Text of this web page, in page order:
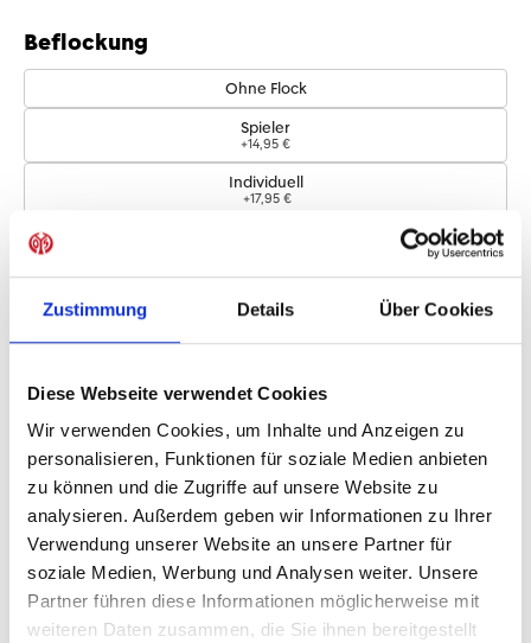
Zustimmung Details Über Cookies
Diese Webseite verwendet Cookies
Wir verwenden Cookies, um Inhalte und Anzeigen zu
personalisieren, Funktionen für soziale Medien anbieten
zu können und die Zugriffe auf unsere Website zu
analysieren. Außerdem geben wir Informationen zu Ihrer
Verwendung unserer Website an unsere Partner für
soziale Medien, Werbung und Analysen weiter. Unsere
Partner führen diese Informationen möglicherweise mit
weiteren Daten zusammen, die Sie ihnen bereitgestellt
Beflockung
Ohne Flock
Spieler
+14,95 €
Individuell
+17,95 €
Logos
Bundesliga-Logo
+4,95 €
IN DEN WARENKORB